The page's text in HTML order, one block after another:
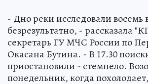
- Дно реки исследовали восемь
безрезультатно, - рассказала
секретарь ГУ МЧС России по
Окасана Бутина. - В 17.30
приостановили - стемнело.
понедельник, когда